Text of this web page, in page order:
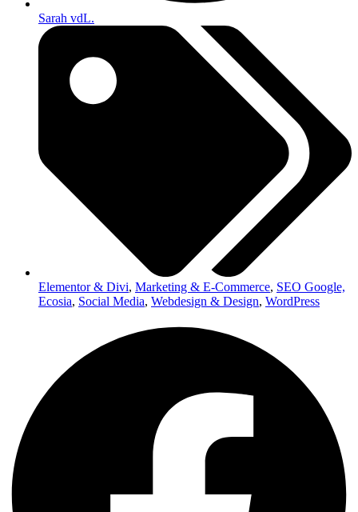
Sarah vdL.
Elementor & Divi, Marketing & E-Commerce, SEO Google,
Ecosia, Social Media, Webdesign & Design, WordPress